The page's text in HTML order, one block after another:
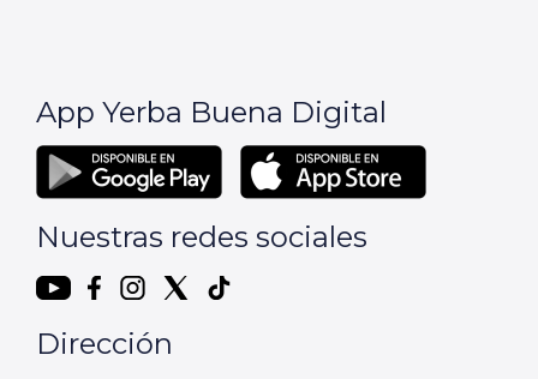
App Yerba Buena Digital
Nuestras redes sociales
Dirección